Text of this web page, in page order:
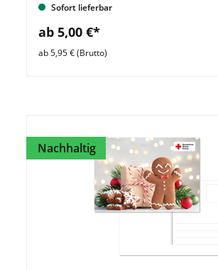
Sofort lieferbar
ab 5,00 €*
ab 5,95 € (Brutto)
Nachhaltig